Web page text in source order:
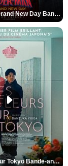
Spider-Man: Brand New Day Bande-annonce VO STFR
Des Fleurs pour Tokyo Bande-annonce VO STFR